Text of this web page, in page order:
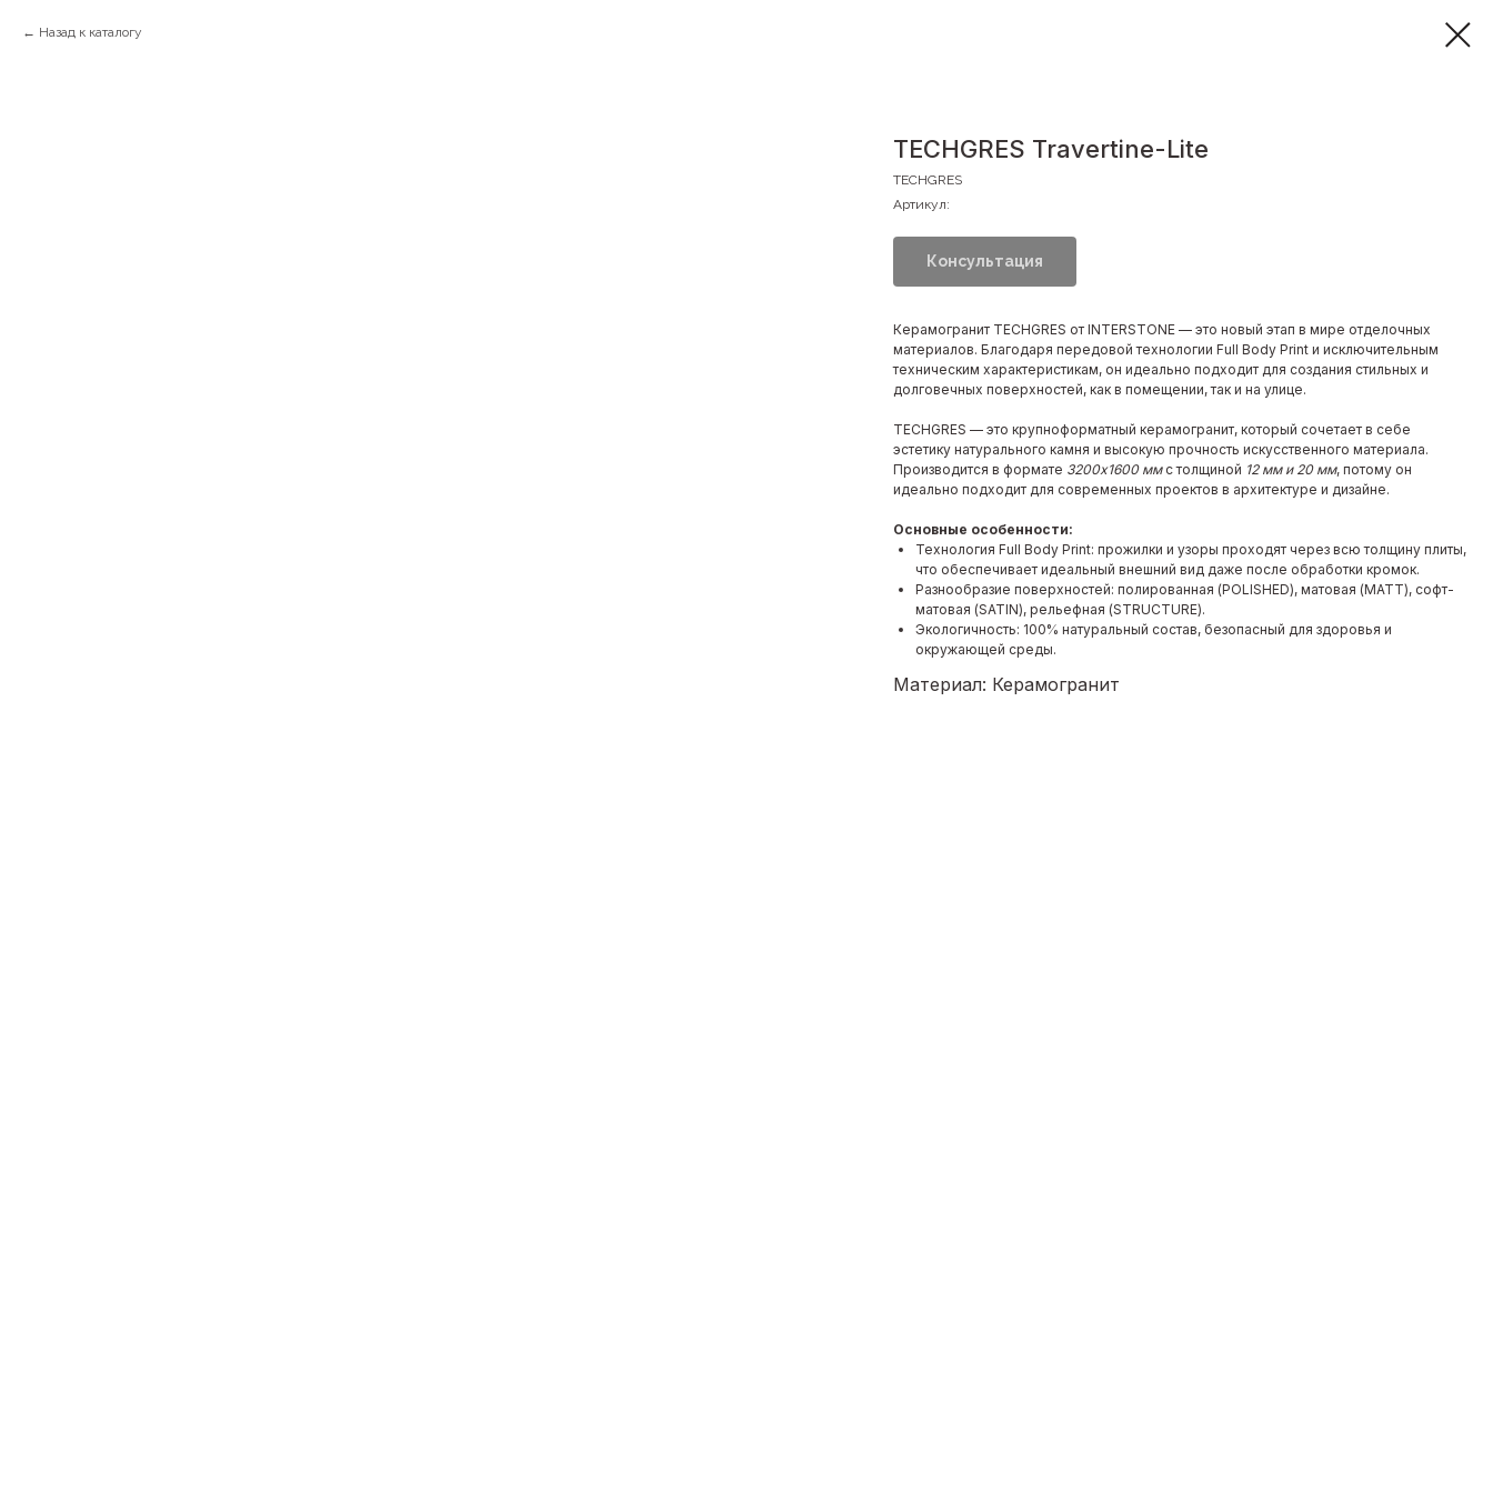
Назад к каталогу
TECHGRES Travertine-Lite
TECHGRES
Артикул:
Консультация
Керамогранит TECHGRES от INTERSTONE — это новый этап в мире отделочных
материалов. Благодаря передовой технологии Full Body Print и исключительным
техническим характеристикам, он идеально подходит для создания стильных и
долговечных поверхностей, как в помещении, так и на улице.
TECHGRES — это крупноформатный керамогранит, который сочетает в себе
эстетику натурального камня и высокую прочность искусственного материала.
Производится в формате 3200x1600 ммс толщиной 12 мм и 20 мм, потому он
идеально подходит для современных проектов в архитектуре и дизайне.
Основные особенности:
Технология Full Body Print: прожилки и узоры проходят через всю толщину плиты,
что обеспечивает идеальный внешний вид даже после обработки кромок.
Разнообразие поверхностей: полированная (POLISHED), матовая (MATT), софт-
матовая (SATIN), рельефная (STRUCTURE).
Экологичность: 100% натуральный состав, безопасный для здоровья и
окружающей среды.
Материал: Керамогранит